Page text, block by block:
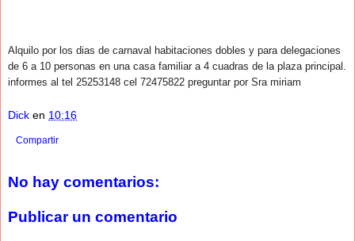
Alquilo por los dias de carnaval habitaciones dobles y para delegaciones
de 6 a 10 personas en una casa familiar a 4 cuadras de la plaza principal.
informes al tel 25253148 cel 72475822 preguntar por Sra miriam
Dick en 10:16
Compartir
No hay comentarios:
Publicar un comentario